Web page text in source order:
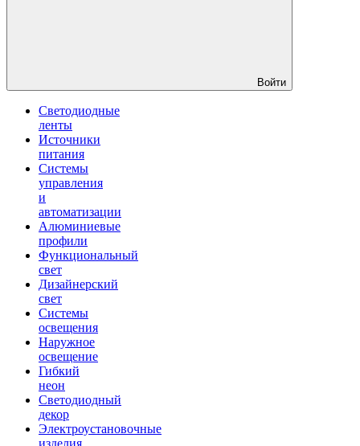
Войти
Светодиодные
ленты
Источники
питания
Системы
управления
и
автоматизации
Алюминиевые
профили
Функциональный
свет
Дизайнерский
свет
Системы
освещения
Наружное
освещение
Гибкий
неон
Светодиодный
декор
Электроустановочные
изделия